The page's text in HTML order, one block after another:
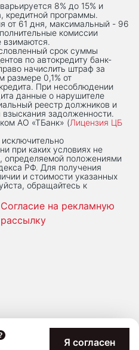
Я согласен
8% до 15% и
кредитной программы.
от 61 дня, максимальный - 96
комиссии
взимаются.
срок суммы
по автокредиту банк-
начислить штраф за
размере 0,1% от
При несоблюдении
данные о нарушителе
реестр должников и
взыскания задолженности.
АО «ТБанк» (Лицензия ЦБ
при каких условиях не
определяемой положениями
РФ. Для получения
и стоимости указанных
обращайтесь к
Согласие на рекламную
рассылку